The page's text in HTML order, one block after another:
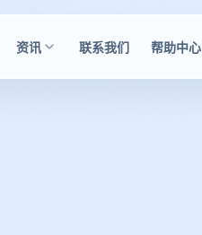
资讯 联系我们 帮助中心